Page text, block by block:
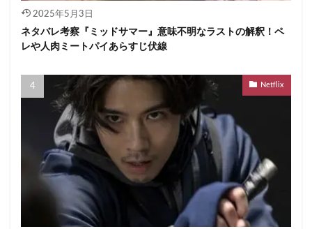
2025年5月3日
ネタバレ考察『ミッドサマー』意味不明なラストの解釈！ペ
レや人肉ミートパイあらすじ伏線
Netflix